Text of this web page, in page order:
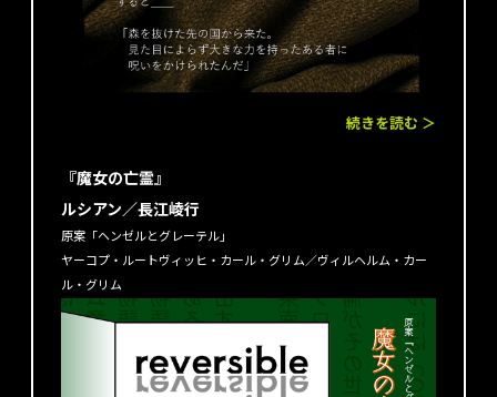
続きを読む ＞
『魔女の亡霊』
ルシアン／長江崚行
原案「ヘンゼルとグレーテル」
ヤーコプ・ルートヴィッヒ・カール・グリム／ヴィルヘルム・カー
ル・グリム